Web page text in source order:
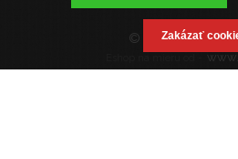
© 2019Zakázať